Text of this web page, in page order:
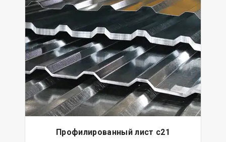
Профилированный лист с21